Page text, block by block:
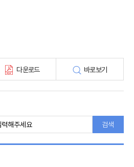
다운로드 바로보기
검색